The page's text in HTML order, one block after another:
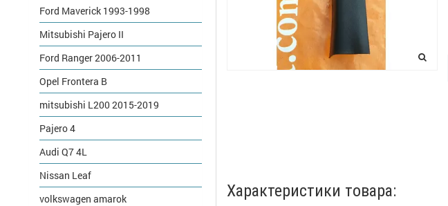
Характеристики товара:
Ford Maverick 1993-1998
Mitsubishi Pajero II
Ford Ranger 2006-2011
Opel Frontera B
mitsubishi L200 2015-2019
Pajero 4
Audi Q7 4L
Nissan Leaf
volkswagen amarok